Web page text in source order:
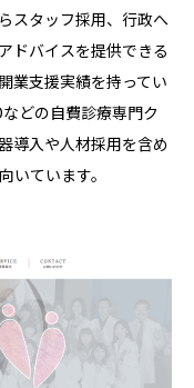
スタッフ採用、行政へ
ドバイスを提供できる
業支援実績を持ってい
どの自費診療専門ク
導入や人材採用を含め
いています。